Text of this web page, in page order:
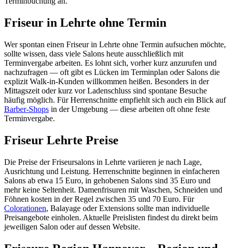
Friseur in Lehrte ohne Termin
Wer spontan einen Friseur in Lehrte ohne Termin aufsuchen möchte,
sollte wissen, dass viele Salons heute ausschließlich mit
Terminvergabe arbeiten. Es lohnt sich, vorher kurz anzurufen und
nachzufragen — oft gibt es Lücken im Terminplan oder Salons die
explizit Walk-in-Kunden willkommen heißen. Besonders in der
Mittagszeit oder kurz vor Ladenschluss sind spontane Besuche
häufig möglich. Für Herrenschnitte empfiehlt sich auch ein Blick auf
Barber-Shops in der Umgebung — diese arbeiten oft ohne feste
Terminvergabe.
Friseur Lehrte Preise
Die Preise der Friseursalons in Lehrte variieren je nach Lage,
Ausrichtung und Leistung. Herrenschnitte beginnen in einfacheren
Salons ab etwa 15 Euro, in gehobenen Salons sind 35 Euro und
mehr keine Seltenheit. Damenfrisuren mit Waschen, Schneiden und
Föhnen kosten in der Regel zwischen 35 und 70 Euro. Für
Colorationen, Balayage oder Extensions sollte man individuelle
Preisangebote einholen. Aktuelle Preislisten findest du direkt beim
jeweiligen Salon oder auf dessen Website.